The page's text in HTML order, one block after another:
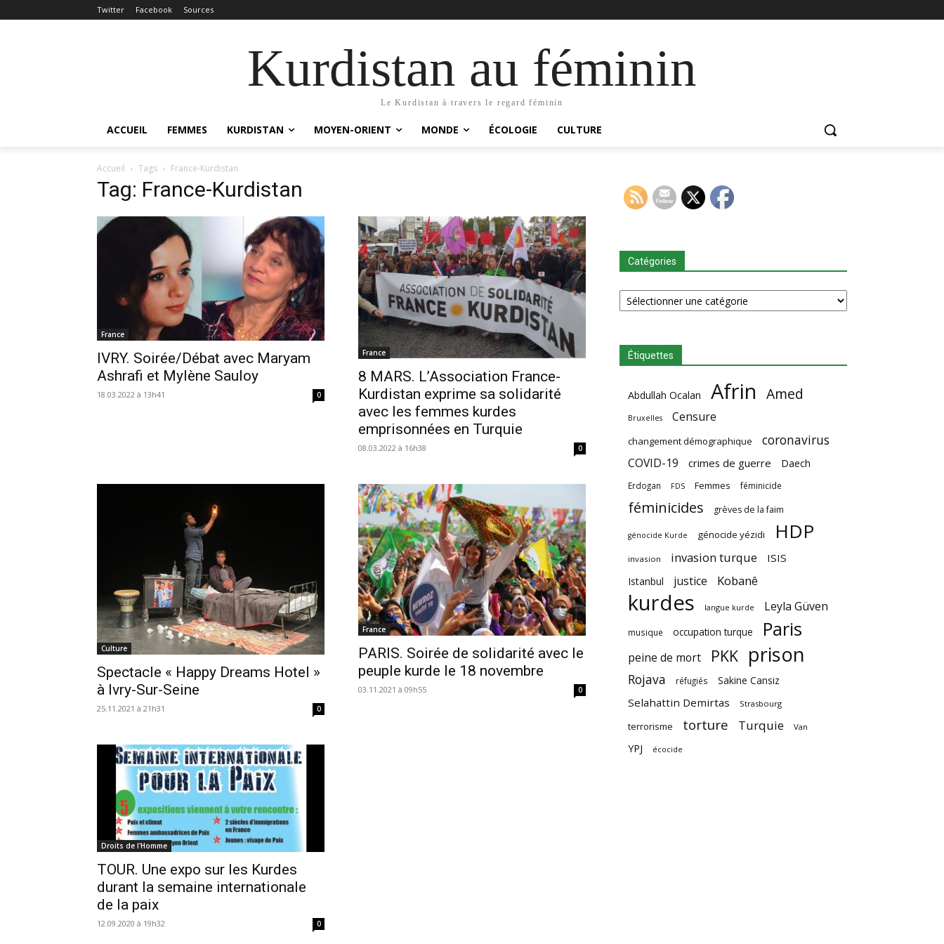
Twitter Facebook Sources
Kurdistan au féminin
Le Kurdistan à travers le regard féminin
ACCUEIL FEMMES KURDISTAN MOYEN-ORIENT MONDE ÉCOLOGIE CULTURE
Accueil Tags France-Kurdistan
Tag: France-Kurdistan
France
IVRY. Soirée/Débat avec Maryam
Ashrafi et Mylène Sauloy
18.03.2022 à 13h41 0
France
8 MARS. L’Association France-
Kurdistan exprime sa solidarité
avec les femmes kurdes
emprisonnées en Turquie
08.03.2022 à 16h38 0
Culture
Spectacle « Happy Dreams Hotel »
à Ivry-Sur-Seine
25.11.2021 à 21h31 0
France
PARIS. Soirée de solidarité avec le
peuple kurde le 18 novembre
03.11.2021 à 09h55 0
Droits de l'Homme
TOUR. Une expo sur les Kurdes
durant la semaine internationale
de la paix
12.09.2020 à 19h32 0
Catégories
Catégories
Étiquettes
Abdullah Ocalan Afrin Amed
Bruxelles Censure
changement démographique coronavirus
COVID-19 crimes de guerre Daech
Erdogan FDS Femmes féminicide
féminicides grèves de la faim
génocide Kurde génocide yézidi HDP
invasion invasion turque ISIS
Istanbul justice Kobanê
kurdes langue kurde Leyla Güven
musique occupation turque Paris
peine de mort PKK prison
Rojava réfugiés Sakine Cansiz
Selahattin Demirtas Strasbourg
terrorisme torture Turquie Van
YPJ écocide